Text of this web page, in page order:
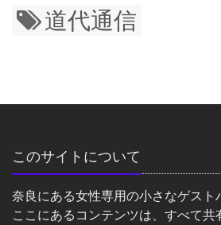
道代通信
このサイトについて
奈良にある女性専用の小さなゲスト
ここにあるコンテンツは、すべて